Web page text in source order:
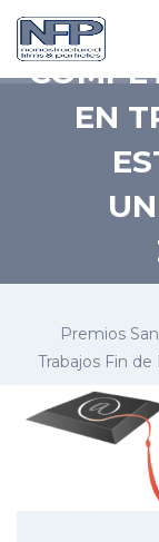
EN
Premios
Trabajos Fin